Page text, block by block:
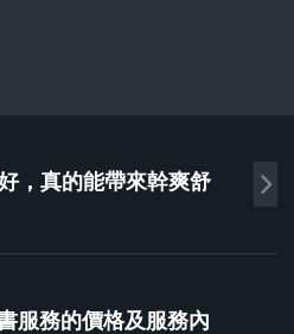
，真的能帶來幹爽舒
服務的價格及服務內